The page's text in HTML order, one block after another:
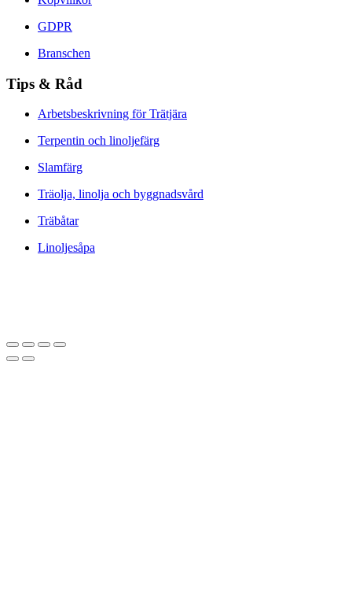
GDPR
Branschen
Tips & Råd
Arbetsbeskrivning för Trätjära
Terpentin och linoljefärg
Slamfärg
Träolja, linolja och byggnadsvård
Träbåtar
Linoljesåpa